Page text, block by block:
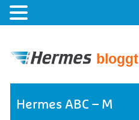
bloggt
Hermes ABC – M